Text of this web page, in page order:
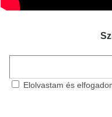
Elolvastam és